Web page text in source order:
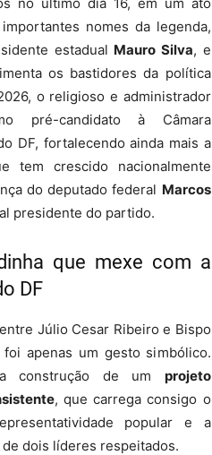
nomes da legenda,
estadual Mauro Silva, e
os bastidores da política
o religioso e administrador
pré-candidato à Câmara
DF, fortalecendo ainda mais a
tem crescido nacionalmente
do deputado federal Marcos
presidente do partido.
que mexe com a
DF
Júlio Cesar Ribeiro e Bispo
foi apenas um gesto simbólico.
construção de um projeto
, que carrega consigo o
popular e a
dois líderes respeitados.